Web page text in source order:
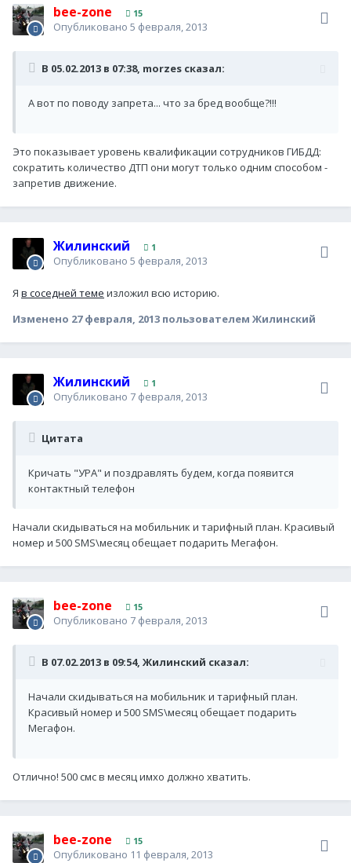
bee-zone 15
Опубликовано 5 февраля, 2013
В 05.02.2013 в 07:38, morzes сказал:
А вот по поводу запрета... что за бред вообще?!!!
Это показывает уровень квалификации сотрудников ГИБДД:
сократить количество ДТП они могут только одним способом -
запретив движение.
Жилинский 1
Опубликовано 5 февраля, 2013
Я в соседней теме изложил всю историю.
Изменено 27 февраля, 2013 пользователем Жилинский
Жилинский 1
Опубликовано 7 февраля, 2013
Цитата
Кричать "УРА" и поздравлять будем, когда появится
контактный телефон
Начали скидываться на мобильник и тарифный план. Красивый
номер и 500 SMS\месяц обещает подарить Мегафон.
bee-zone 15
Опубликовано 7 февраля, 2013
В 07.02.2013 в 09:54, Жилинский сказал:
Начали скидываться на мобильник и тарифный план.
Красивый номер и 500 SMS\месяц обещает подарить
Мегафон.
Отлично! 500 смс в месяц имхо должно хватить.
bee-zone 15
Опубликовано 11 февраля, 2013